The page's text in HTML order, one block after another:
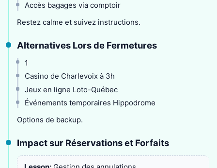
Accès bagages via comptoir
Restez calme et suivez instructions.
Alternatives Lors de Fermetures
1
Casino de Charlevoix à 3h
Jeux en ligne Loto-Québec
Événements temporaires Hippodrome
Options de backup.
Impact sur Réservations et Forfaits